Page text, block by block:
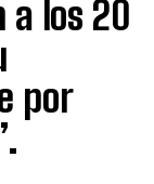
a los 20
por